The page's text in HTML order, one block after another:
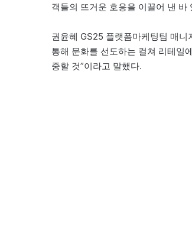
객들의 뜨거운 호응을 이끌어 낸 바
권윤혜 GS25 플랫폼마케팅팀 매
통해 문화를 선도하는 컬쳐 리테일
중할 것”이라고 말했다.